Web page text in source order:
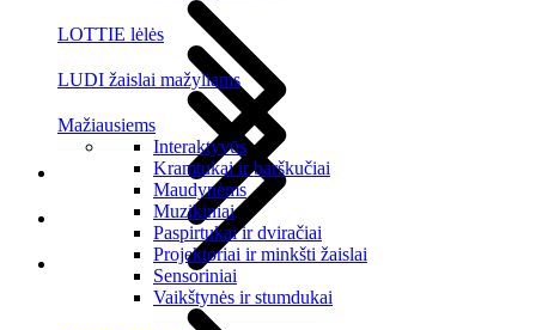
LOTTIE lėlės
LUDI žaislai mažyliams
Mažiausiems
Interaktyvūs
Kramtukai ir barškučiai
Maudynėms
Muzikiniai
Paspirtukai ir dviračiai
Projektoriai ir minkšti žaislai
Sensoriniai
Vaikštynės ir stumdukai